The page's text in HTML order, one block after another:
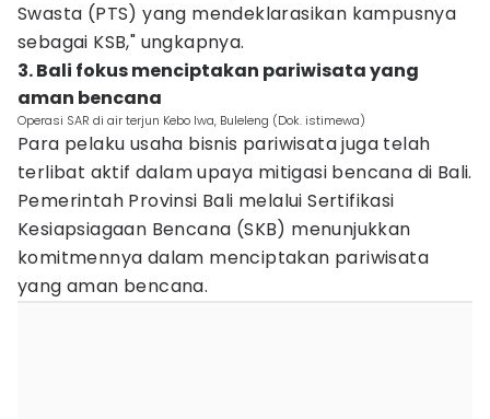
Swasta (PTS) yang mendeklarasikan kampusnya
sebagai KSB," ungkapnya.
3. Bali fokus menciptakan pariwisata yang
aman bencana
Operasi SAR di air terjun Kebo Iwa, Buleleng (Dok. istimewa)
Para pelaku usaha bisnis pariwisata juga telah
terlibat aktif dalam upaya mitigasi bencana di Bali.
Pemerintah Provinsi Bali melalui Sertifikasi
Kesiapsiagaan Bencana (SKB) menunjukkan
komitmennya dalam menciptakan pariwisata
yang aman bencana.